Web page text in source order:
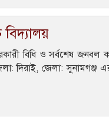
বিদ্যালয়
বিধি ও সর্বশেষ জনবল
দিরাই, জেলা: সুনামগঞ্জ